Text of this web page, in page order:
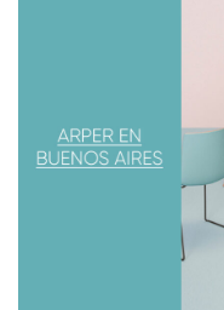
Desarrollamos las
en Argentina, en
una de